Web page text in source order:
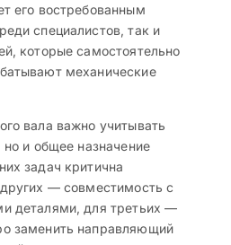
его востребованным
специалистов, так и
которые самостоятельно
механические
вала важно учитывать
и общее назначение
задач критична
— совместимость с
деталями, для третьих —
заменить направляющий